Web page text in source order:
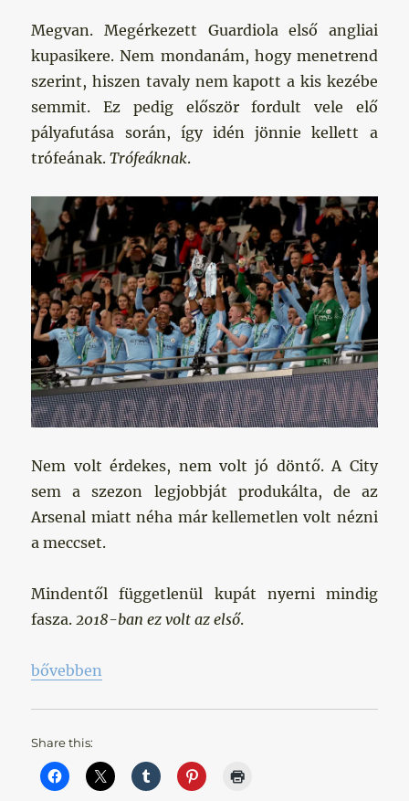
Megvan. Megérkezett Guardiola első angliai
kupasikere. Nem mondanám, hogy menetrend
szerint, hiszen tavaly nem kapott a kis kezébe
semmit. Ez pedig először fordult vele elő
pályafutása során, így idén jönnie kellett a
trófeának.Trófeáknak.
Nem volt érdekes, nem volt jó döntő. A City
sem a szezon legjobbját produkálta, de az
Arsenal miatt néha már kellemetlen volt nézni
a meccset.
Mindentől függetlenül kupát nyerni mindig
fasza. 2018-ban ez volt az első.
„Pep első angliai trófeája”
bővebben
Share this: